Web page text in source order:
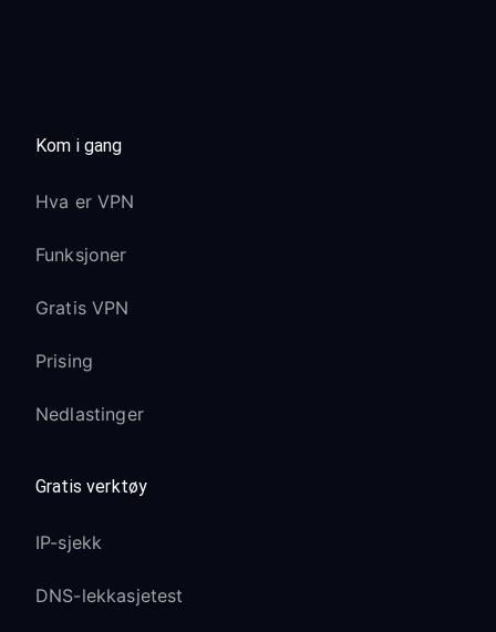
Kom i gang
Hva er VPN
Funksjoner
Gratis VPN
Prising
Nedlastinger
Gratis verktøy
IP-sjekk
DNS-lekkasjetest